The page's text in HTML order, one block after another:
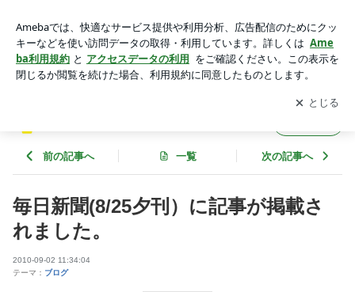
トを贈る会のブログ
アプリをダウンロードして ブログの更新通知
を受け取りまし
ょう。
開く
前の記事へ 一覧 次の記事へ
毎日新聞(8/25夕刊）に記事が掲載さ
れました。
2010-09-02 11:34:04
テーマ： ブログ